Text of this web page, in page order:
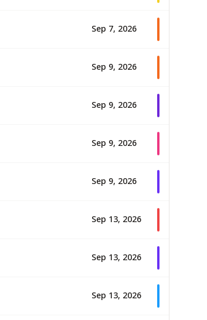
Sep 7, 2026
Sep 9, 2026
Sep 9, 2026
Sep 9, 2026
Sep 9, 2026
Sep 13, 2026
Sep 13, 2026
Sep 13, 2026